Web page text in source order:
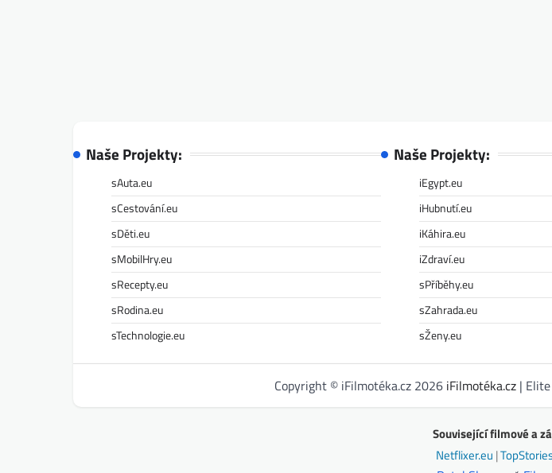
Naše Projekty:
sAuta.eu
sCestování.eu
sDěti.eu
sMobilHry.eu
sRecepty.eu
sRodina.eu
sTechnologie.eu
Naše Projekty:
iEgypt.eu
iHubnutí.eu
iKáhira.eu
iZdraví.eu
sPříběhy.eu
sZahrada.eu
sŽeny.eu
Copyright © iFilmotéka.cz 2026 iFilmotéka.cz| Elite
Související filmové a
Netflixer.eu |